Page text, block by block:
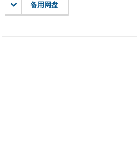
备用网盘